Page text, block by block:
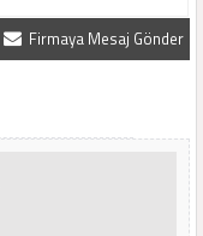
Firmaya Mesaj Gönder